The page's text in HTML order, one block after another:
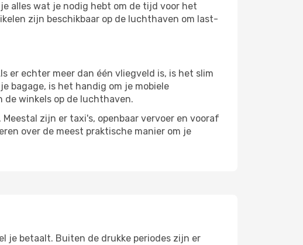
alles wat je nodig hebt om de tijd voor het
zijn beschikbaar op de luchthaven om last-
er echter meer dan één vliegveld is, is het slim
bagage, is het handig om je mobiele
winkels op de luchthaven.
zijn er taxi's, openbaar vervoer en vooraf
over de meest praktische manier om je
je betaalt. Buiten de drukke periodes zijn er